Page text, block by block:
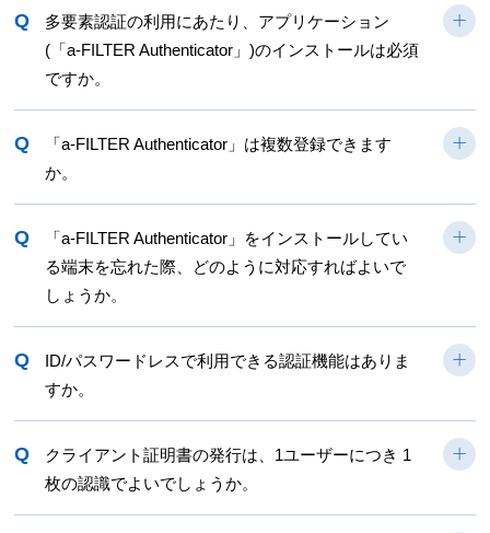
Q
多要素認証の利用にあたり、アプリケーション
(「a-FILTER Authenticator」)のインストールは必須
ですか。
Q
「a-FILTER Authenticator」は複数登録できます
か。
Q
「a-FILTER Authenticator」をインストールしてい
る端末を忘れた際、どのように対応すればよいで
しょうか。
Q
ID/パスワードレスで利用できる認証機能はありま
すか。
Q
クライアント証明書の発行は、1ユーザーにつき 1
枚の認識でよいでしょうか。